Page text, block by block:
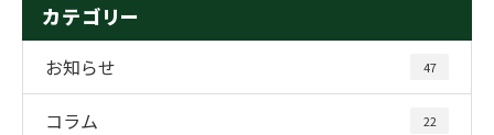
カテゴリー
お知らせ 47
コラム 22